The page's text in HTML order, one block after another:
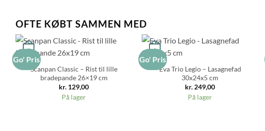
OFTE KØBT SAMMEN MED
Go' Pris
+
Scanpan Classic – Rist til lille
bradepande 26×19 cm
kr. 129,00
På lager
Go' Pris
+
Eva Trio Legio – Lasagnefad
30x24x5 cm
kr. 249,00
På lager